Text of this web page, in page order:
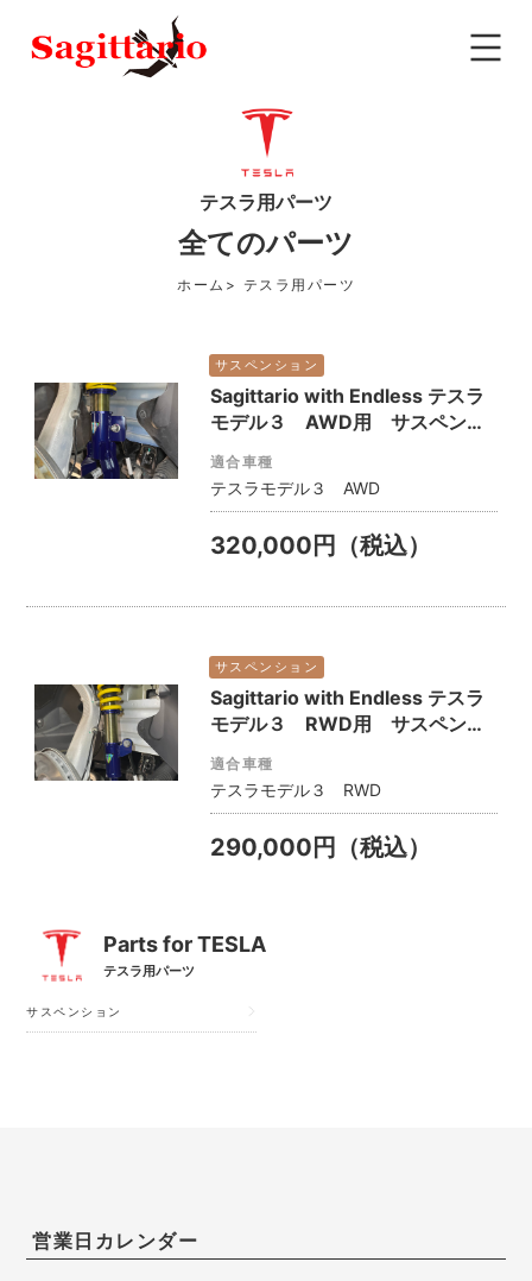
テスラ用パーツ
全てのパーツ
ホーム テスラ用パーツ
サスペンション
Sagittario with Endless テスラ
モデル３ AWD用 サスペンシ
ョン（車高調）
適合車種
テスラモデル３ AWD
320,000円（税込）
サスペンション
Sagittario with Endless テスラ
モデル３ RWD用 サスペンシ
ョン（車高調）
適合車種
テスラモデル３ RWD
290,000円（税込）
Parts for TESLA
テスラ用パーツ
サスペンション
営業日カレンダー